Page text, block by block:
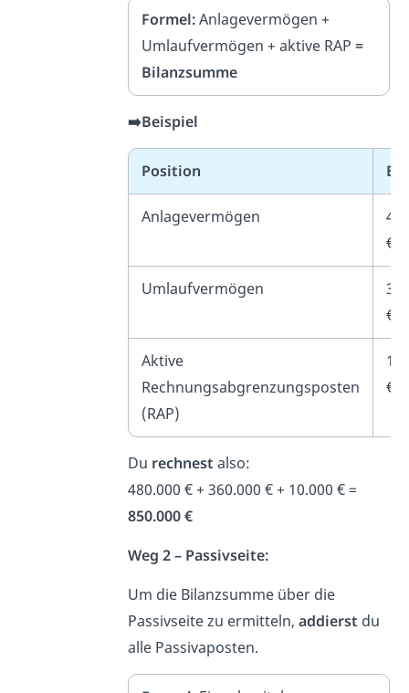
Formel:Anlagevermögen +
Umlaufvermögen + aktive RAP=
Bilanzsumme
➡️Beispiel
Position
Anlagevermögen
€
Umlaufvermögen
€
Aktive
Rechnungsabgrenzungsposten
(RAP)
€
Du rechnest also:
480.000 € + 360.000 € + 10.000 € =
850.000 €
Weg 2 – Passivseite:
Um die Bilanzsumme über die
Passivseite zu ermitteln,addierst du
alle Passivaposten.